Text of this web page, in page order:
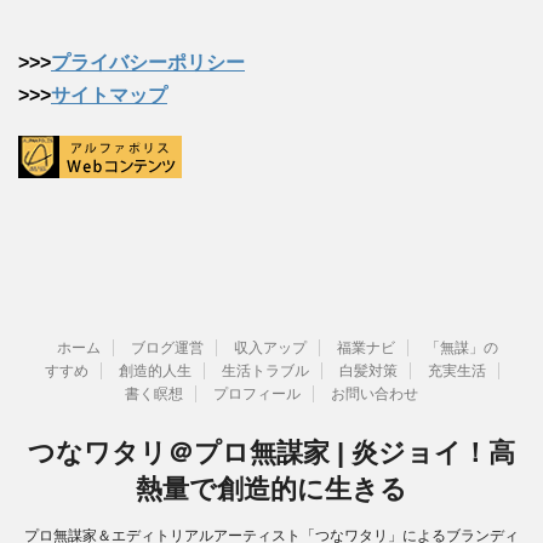
>>>プライバシーポリシー
>>>サイトマップ
ホーム ブログ運営 収入アップ 福業ナビ
「無謀」の
すすめ
創造的人生 生活トラブル 白髪対策
充実生活
書く瞑想
プロフィール お問い合わせ
つなワタリ＠プロ無謀家 | 炎ジョイ！高
熱量で創造的に生きる
プロ無謀家＆エディトリアルアーティスト「つなワタリ」によるブランディ